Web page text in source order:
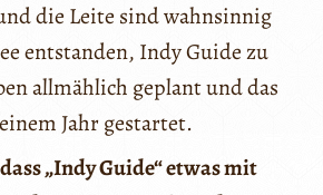
die Leite sind wahnsinnig
entstanden, Indy Guide zu
allmählich geplant und das
Jahr gestartet.
„Indy Guide“ etwas mit